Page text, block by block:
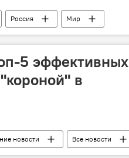
Россия Мир
5 эффективных
в
новости Все новости